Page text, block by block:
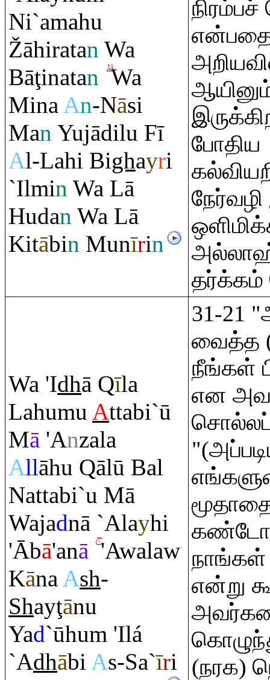
Ni`amahu
Žāhiratan Wa
Bāţinatan Wa
MinaAn-Nāsi
Man Yujādilu Fī
Al-Lahi Bighayri
`Ilmin Wa Lā
Hudan Wa Lā
Kitābin Munīrin
போதிய
தர்க்கம்
Wa 'Idhā Qīla
Lahumu Attabi`ū
Mā 'Anzala
Allāhu Qālū Bal
Nattabi`u Mā
Wajadnā `Alayhi
'Ābā'anā 'Awalaw
KānaAsh-
Shayţānu
Yad`ūhum 'Ilá
`Adhābi As-Sa`īri
31-21
வைத்த
நீங்கள்
என
நாங்கள்
என்று
(நரக)